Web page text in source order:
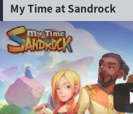
My Time at Sandrock